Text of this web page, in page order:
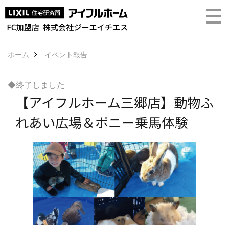
ホーム イベント報告
◆終了しました
【アイフルホーム三郷店】動物ふ
れあい広場＆ポニー乗馬体験